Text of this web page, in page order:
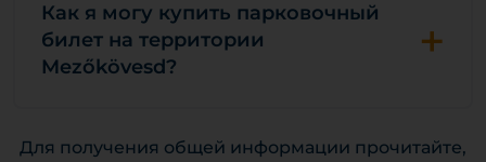
Как я могу купить парковочный
билет на территории
Mezőkövesd?
+
Для получения общей информации прочитайте,